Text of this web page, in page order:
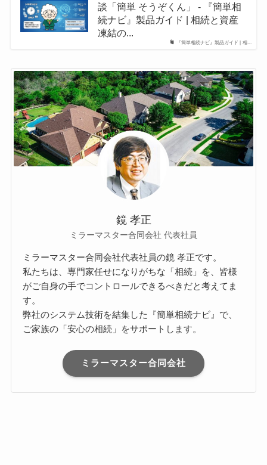
『簡単相続ナビ』製品ガイド | 相...
談「簡単 そうぞくん」 - 『簡単相
続ナビ』製品ガイド | 相続と資産
凍結の...
鏡 孝正
ミラーマスター合同会社 代表社員
ミラーマスター合同会社代表社員の鏡 孝正です。
私たちは、専門家任せになりがちな「相続」を、皆様
がご自身の手でコントロールできるべきだと考えてま
す。
弊社のシステム技術を結集した『簡単相続ナビ』で、
ご家族の「安心の相続」をサポートします。
ミラーマスター合同会社